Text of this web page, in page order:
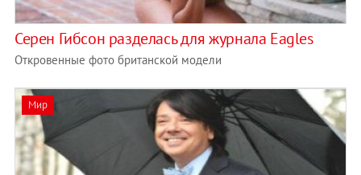
Серен Гибсон разделась для журнала Eagles
Откровенные фото британской модели
Мир